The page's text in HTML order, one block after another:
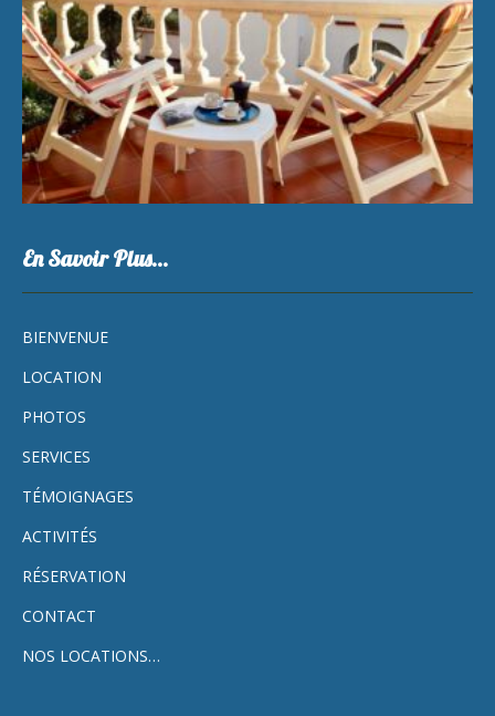
En Savoir Plus…
BIENVENUE
LOCATION
PHOTOS
SERVICES
TÉMOIGNAGES
ACTIVITÉS
RÉSERVATION
CONTACT
NOS LOCATIONS…